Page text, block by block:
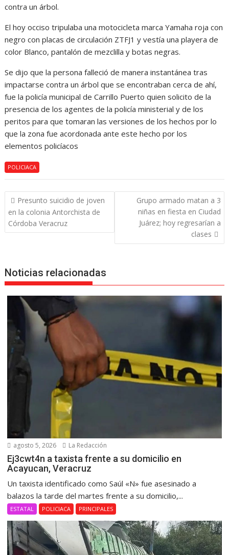
contra un árbol.
El hoy occiso tripulaba una motocicleta marca Yamaha roja con
negro con placas de circulación ZTFJ1 y vestía una playera de
color Blanco, pantalón de mezclilla y botas negras.
Se dijo que la persona falleció de manera instantánea tras
impactarse contra un árbol que se encontraban cerca de ahí,
fue la policía municipal de Carrillo Puerto quien solicito de la
presencia de los agentes de la policía ministerial y de los
peritos para que tomaran las versiones de los hechos por lo
que la zona fue acordonada ante este hecho por los
elementos policíacos
POLICIACA
Navegación
de
entradas
Presunto suicidio de joven
en la colonia Antorchista de
Córdoba Veracruz
Grupo armado matan a 3
niñas en fiesta en Ciudad
Juárez; hoy regresarían a
clases
Noticias relacionadas
agosto 5, 2026 La Redacción
Ej3cwt4n a taxista frente a su domicilio en
Acayucan, Veracruz
Un taxista identificado como Saúl «N» fue asesinado a
balazos la tarde del martes frente a su domicilio,...
ESTATAL POLICIACA PRINCIPALES